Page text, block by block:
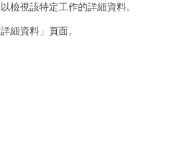
檢視該特定工作的詳細資料。
細資料」頁面。